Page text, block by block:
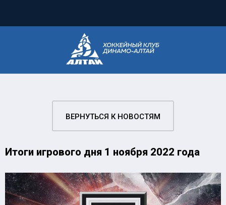
ВЕРНУТЬСЯ К НОВОСТЯМ
Итоги игрового дня 1 ноября 2022 года